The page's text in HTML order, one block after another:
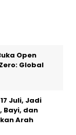
Open
Global
Juli, Jadi
Bayi, dan
Arah